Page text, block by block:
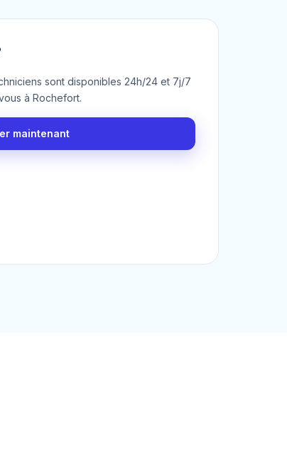
sont disponibles 24h/24 et 7j/7
à Rochefort.
maintenant